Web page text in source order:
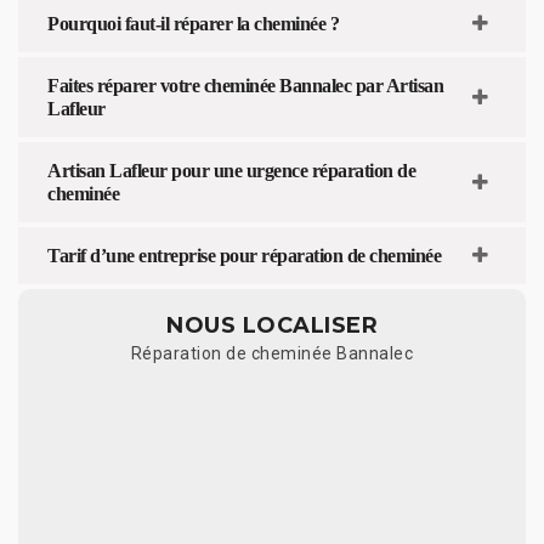
Pourquoi faut-il réparer la cheminée ?
Faites réparer votre cheminée Bannalec par Artisan
Lafleur
Artisan Lafleur pour une urgence réparation de
cheminée
Tarif d’une entreprise pour réparation de cheminée
NOUS LOCALISER
Réparation de cheminée Bannalec